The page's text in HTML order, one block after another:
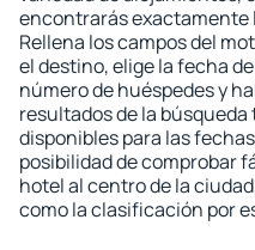
encontrarás exactamente
Rellena los campos del
el destino, elige la fecha
número de huéspedes y
resultados de la
disponibles para las
posibilidad de comprobar
hotel al centro de la
como la clasificación por